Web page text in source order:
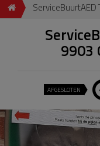
ServiceBuurtAED
9903
AFGESLOTEN